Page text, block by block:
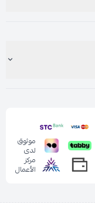
موثوق
لدى
مركز
الأعمال